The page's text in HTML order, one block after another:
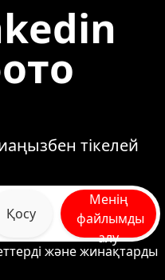
тікелей
Қосу
Менің
файлымды
алу
және жинақтарды